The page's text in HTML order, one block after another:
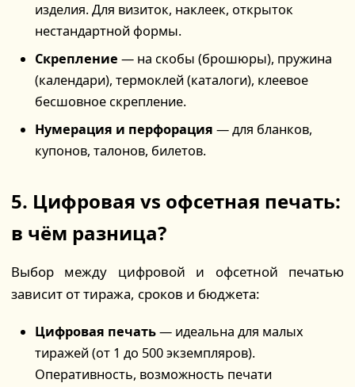
изделия. Для визиток, наклеек, открыток
нестандартной формы.
Скрепление — на скобы (брошюры), пружина
(календари), термоклей (каталоги), клеевое
бесшовное скрепление.
Нумерация и перфорация — для бланков,
купонов, талонов, билетов.
5. Цифровая vs офсетная печать:
в чём разница?
Выбор между цифровой и офсетной печатью
зависит от тиража, сроков и бюджета:
Цифровая печать— идеальна для малых
тиражей (от 1 до 500 экземпляров).
Оперативность, возможность печати